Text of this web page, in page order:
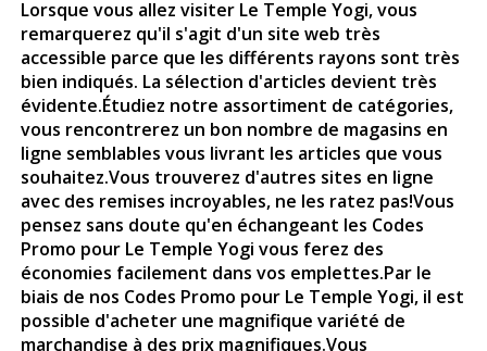
Lorsque vous allez visiter Le Temple Yogi, vous
remarquerez qu'il s'agit d'un site web très
accessible parce que les différents rayons sont très
bien indiqués. La sélection d'articles devient très
évidente.Étudiez notre assortiment de catégories,
vous rencontrerez un bon nombre de magasins en
ligne semblables vous livrant les articles que vous
souhaitez.Vous trouverez d'autres sites en ligne
avec des remises incroyables, ne les ratez pas!Vous
pensez sans doute qu'en échangeant les Codes
Promo pour Le Temple Yogi vous ferez des
économies facilement dans vos emplettes.Par le
biais de nos Codes Promo pour Le Temple Yogi, il est
possible d'acheter une magnifique variété de
marchandise à des prix magnifiques.Vous